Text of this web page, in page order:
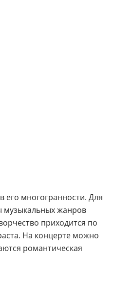
его многогранности. Для
музыкальных жанров
приходится по
На концерте можно
романтическая